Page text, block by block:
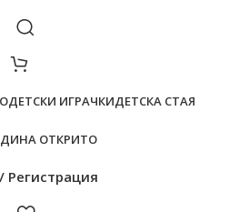
ДЕТСКИ ИГРАЧКИДЕТСКА СТАЯ
НА ОТКРИТО
Регистрация